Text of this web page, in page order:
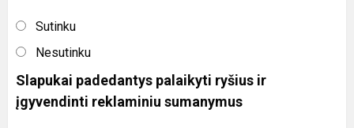
Sutinku
Nesutinku
Slapukai padedantys palaikyti ryšius ir
įgyvendinti reklaminiu sumanymus